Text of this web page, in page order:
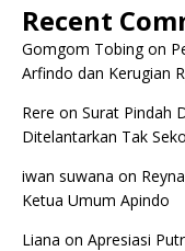
Recent
Gomgom Tobingon
Arfindo dan Kerugian
Rere on Surat Pindah
Ditelantarkan Tak
iwan suwana on
Ketua Umum Apindo
Liana on Apresiasi